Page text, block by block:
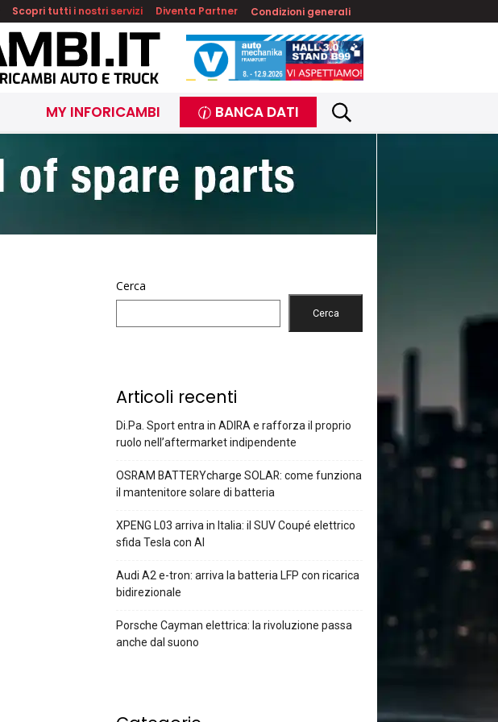
Scopri tutti i nostri servizi Diventa Partner Condizioni generali
MY INFORICAMBI BANCA DATI
Cerca
Cerca
Articoli recenti
Di.Pa. Sport entra in ADIRA e rafforza il proprio
ruolo nell’aftermarket indipendente
OSRAM BATTERYcharge SOLAR: come funziona
il mantenitore solare di batteria
XPENG L03 arriva in Italia: il SUV Coupé elettrico
sfida Tesla con AI
Audi A2 e-tron: arriva la batteria LFP con ricarica
bidirezionale
Porsche Cayman elettrica: la rivoluzione passa
anche dal suono